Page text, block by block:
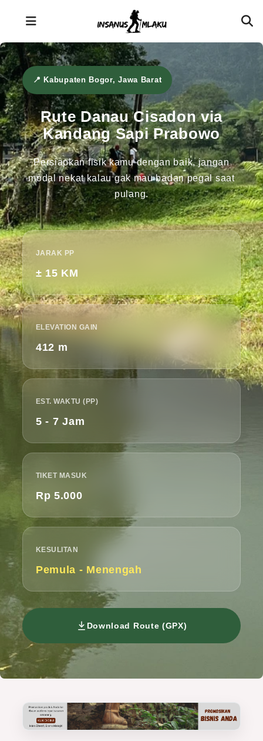
content
📍 Kabupaten Bogor, Jawa Barat
Rute Danau Cisadon via
Kandang Sapi Prabowo
Persiapkan fisik kamu dengan baik, jangan
modal nekat kalau gak mau badan pegal saat
pulang.
JARAK PP
± 15 KM
ELEVATION GAIN
412 m
EST. WAKTU (PP)
5 - 7 Jam
TIKET MASUK
Rp 5.000
KESULITAN
Pemula - Menengah
Download Route (GPX)